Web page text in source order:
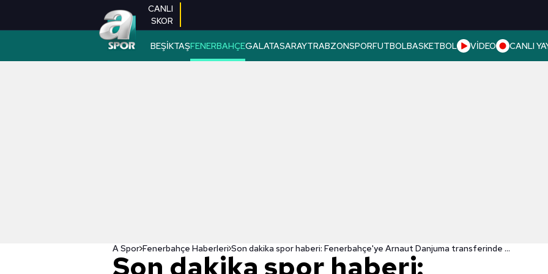
CANLI
SKOR
BEŞİKTAŞFENERBAHÇEGALATASARAYTRABZONSPORFUTBOLBASKETBOL VİDEO CANLI
A Spor Fenerbahçe Haberleri Son dakika spor haberi: Fenerbahçe'ye Arnaut Danjuma transferinde Premier Lig'den rakip!
Son dakika spor haberi: